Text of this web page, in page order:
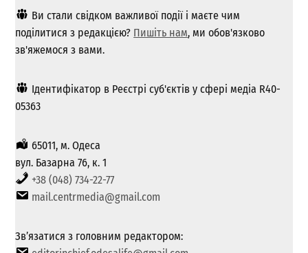
Ви стали свідком важливої ​​події і маєте чим
поділитися з редакцією? Пишіть нам, ми обов'язково
зв'яжемося з вами.
Ідентифікатор в Реєстрі суб'єктів у сфері медіа R40-
05363
65011, м. Одеса
вул. Базарна 76, к. 1
+38 (048) 734-22-77
mail.centrmedia@gmail.com
Зв’язатися з головним редактором: